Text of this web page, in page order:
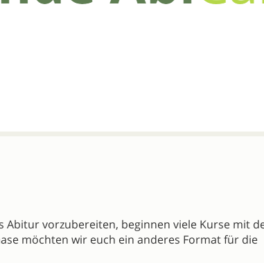
vorzubereiten, beginnen viele Kurse mit
möchten wir euch ein anderes Format für die